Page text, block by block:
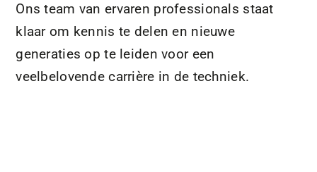
Ons team van ervaren professionals staat
klaar om kennis te delen en nieuwe
generaties op te leiden voor een
veelbelovende carrière in de techniek.